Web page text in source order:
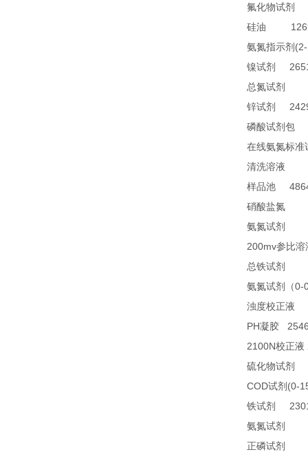
氟化物试剂
硅油
氨氮指示剂
镍试剂
总氮试剂
锌试剂
磷酸试剂包
在线氨氮标准
清洗溶液
样品池
硝酸盐氮
氨氮试剂
200mv参比溶
总铁试剂
氨氮试剂（0-
浊度校正液
PH凝胶
2100N校正液
硫化物试剂
COD试剂 (0-
铁试剂
氨氮试剂
正磷试剂